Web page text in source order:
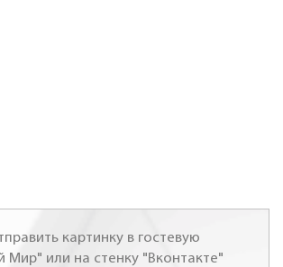
картинку в гостевую
Мир" или на стенку "Вконтакте"